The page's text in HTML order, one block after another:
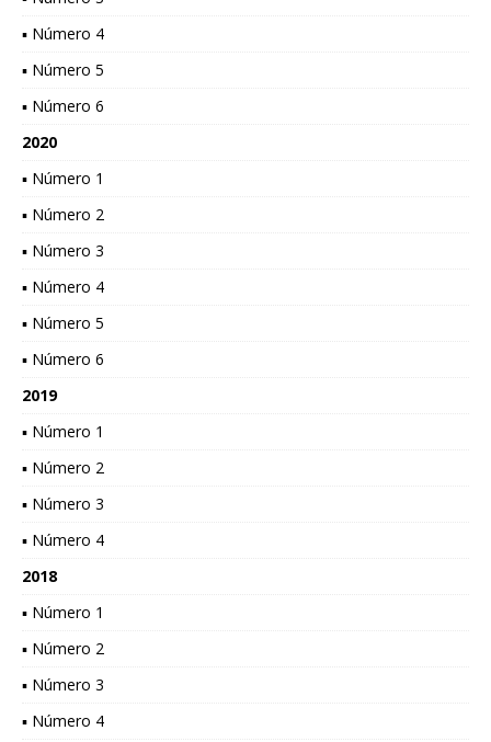
▪ Número 4
▪ Número 5
▪ Número 6
2020
▪ Número 1
▪ Número 2
▪ Número 3
▪ Número 4
▪ Número 5
▪ Número 6
2019
▪ Número 1
▪ Número 2
▪ Número 3
▪ Número 4
2018
▪ Número 1
▪ Número 2
▪ Número 3
▪ Número 4